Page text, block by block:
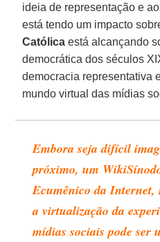
ideia de representação e
está tendo um impacto
Católica está alcançando
democrática dos séculos
democracia representativa
mundo virtual das mídias
Embora seja difícil
próximo, um
Ecumênico da Internet,
a virtualização da
mídias sociais pode ser